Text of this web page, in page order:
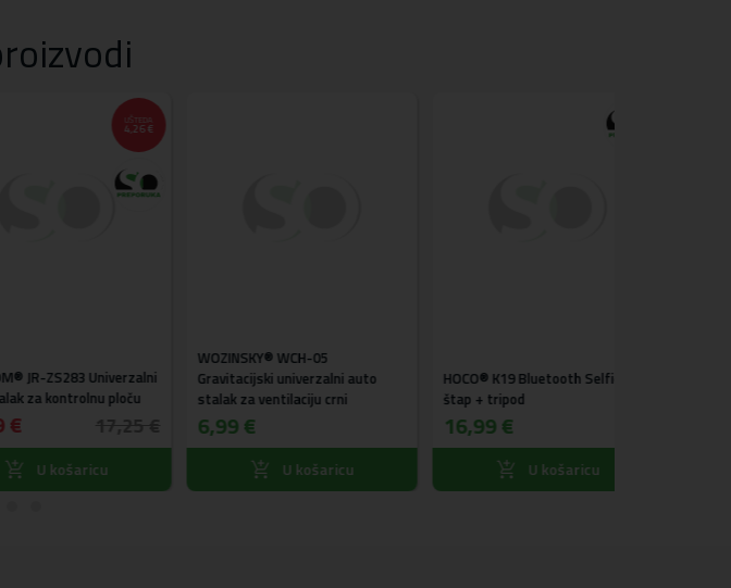
Univerzalni
ploču
košaricu
WOZINSKY® WCH-05
Gravitacijski univerzalni auto
stalak za ventilaciju crni
6,99 €
U košaricu
HOCO® K19 Bluetooth Selfie
štap + tripod
16,99 €
U košaricu